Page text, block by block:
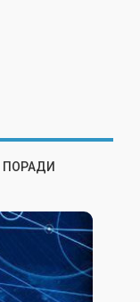
ПОРАДИ